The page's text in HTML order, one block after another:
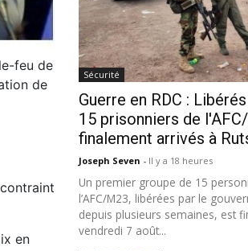
feu de
de
en
Sécurité
Guerre en RDC :
15 prisonniers de
finalement arrivés à
Joseph Seven - Il y a 18 heures
Un premier groupe de 15
l’AFC/M23, libérées par le
depuis plusieurs semaines, est
vendredi 7 août...